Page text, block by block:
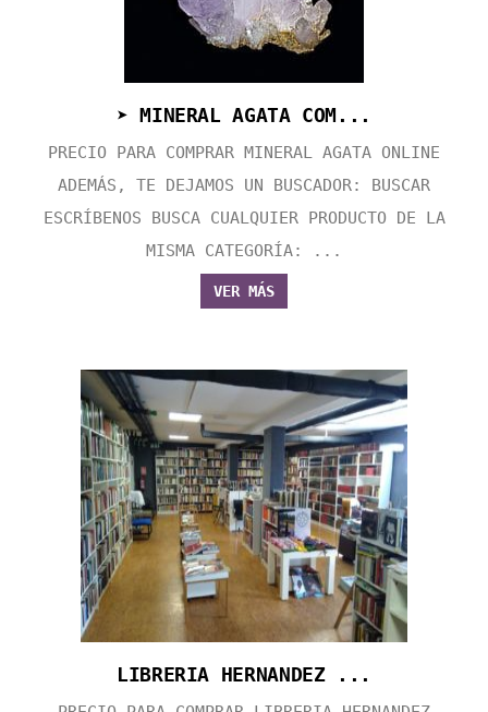
➤ MINERAL AGATA COM...
PRECIO PARA COMPRAR MINERAL AGATA ONLINE
ADEMÁS, TE DEJAMOS UN BUSCADOR: BUSCAR
ESCRÍBENOS BUSCA CUALQUIER PRODUCTO DE LA
MISMA CATEGORÍA: ...
VER MÁS
LIBRERIA HERNANDEZ ...